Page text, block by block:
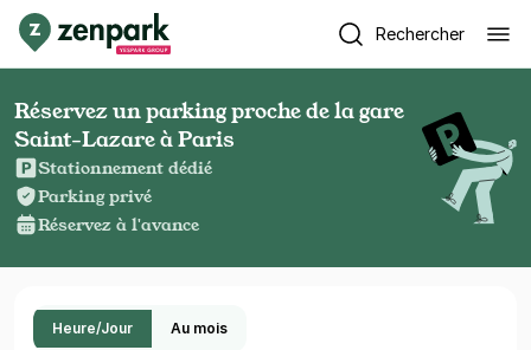
Rechercher
Réservez un parking proche de la gare
Saint-Lazare à Paris
Stationnement dédié
Parking privé
Réservez à l'avance
Heure/Jour Au mois